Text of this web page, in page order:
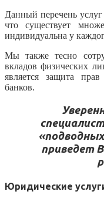
Данный перечень
что существует
индивидуальна у
Мы также тесно
вкладов физических
является защита
банков.
приведет
Юридические